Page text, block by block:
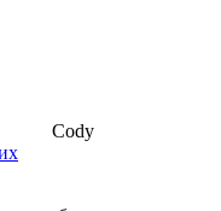
Cody